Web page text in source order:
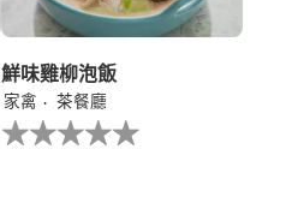
鮮味雞柳泡飯
家禽
茶餐廳
没
有